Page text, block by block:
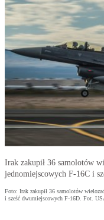
Irak zakupił 36 samolotów
jednomiejscowych F-16C i
Foto: Irak zakupił 36 samolotów
i sześć dwumiejscowych F-16D. Fot.